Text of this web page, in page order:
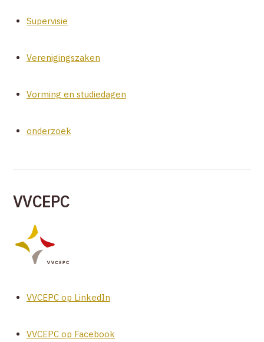
Supervisie
Verenigingszaken
Vorming en studiedagen
onderzoek
VVCEPC
VVCEPC op LinkedIn
VVCEPC op Facebook